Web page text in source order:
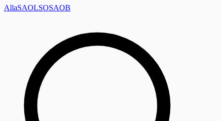
AllaSAOLSOSAOB